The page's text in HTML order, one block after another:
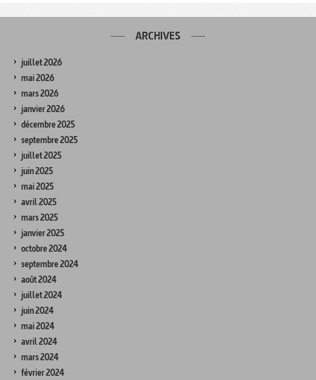
ARCHIVES
juillet 2026
mai 2026
mars 2026
janvier 2026
décembre 2025
septembre 2025
juillet 2025
juin 2025
mai 2025
avril 2025
mars 2025
janvier 2025
octobre 2024
septembre 2024
août 2024
juillet 2024
juin 2024
mai 2024
avril 2024
mars 2024
février 2024